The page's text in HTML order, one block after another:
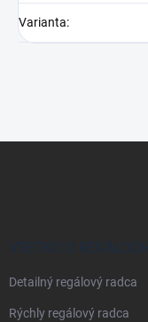
Varianta:
VŠETKO O REGÁLOCH
Detailný regálový radca
Rýchly regálový radca